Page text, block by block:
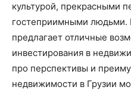
культурой, прекрасными
гостеприимными людьми.
предлагает отличные
инвестирования в
про перспективы и
недвижимости в Грузии